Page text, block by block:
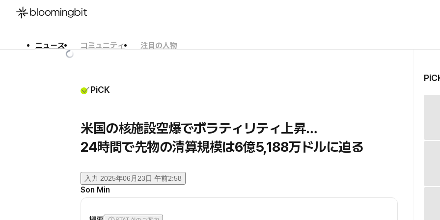
ニュース コミュニティ
注目の人物
PiCK
米国の核施設空爆でボラティリティ上昇…
24時間で先物の清算規模は6億5,188万ドルに迫る
入力 2025年06月23日 午前2:58
Son Min